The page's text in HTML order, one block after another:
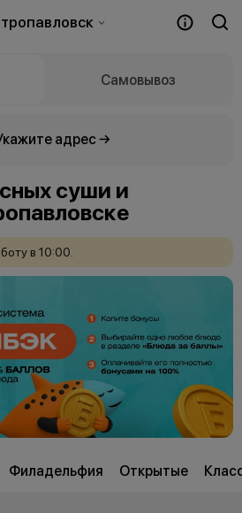
Самовывоз
адрес →
суши и
в 10:00.
Филадельфия Открытые